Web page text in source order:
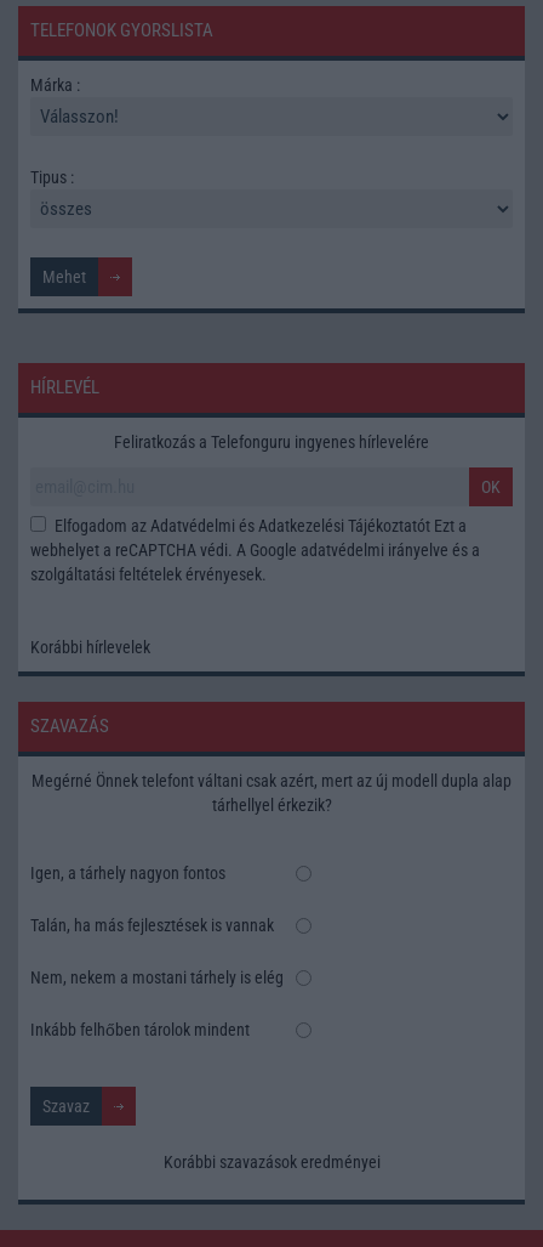
TELEFONOK GYORSLISTA
Márka :
Tipus :
HÍRLEVÉL
Feliratkozás a Telefonguru ingyenes hírlevelére
OK
Elfogadom az Adatvédelmi és Adatkezelési Tájékoztatót Ezt a
webhelyet a reCAPTCHA védi. A Google adatvédelmi irányelve és a
szolgáltatási feltételek érvényesek.
Korábbi hírlevelek
SZAVAZÁS
Megérné Önnek telefont váltani csak azért, mert az új modell dupla alap
tárhellyel érkezik?
Igen, a tárhely nagyon fontos
Talán, ha más fejlesztések is vannak
Nem, nekem a mostani tárhely is elég
Inkább felhőben tárolok mindent
Korábbi szavazások eredményei